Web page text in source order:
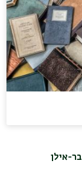
אילן